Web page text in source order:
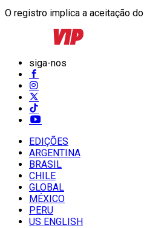
O registro implica a aceitação do
siga-nos
EDIÇÕES
ARGENTINA
BRASIL
CHILE
GLOBAL
MÉXICO
PERU
US ENGLISH